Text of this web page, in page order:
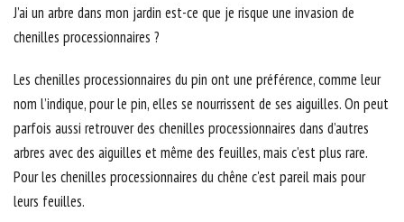
J’ai un arbre dans mon jardin est-ce que je risque une invasion de
chenilles processionnaires ?
Les chenilles processionnaires du pin ont une préférence, comme leur
nom l’indique, pour le pin, elles se nourrissent de ses aiguilles. On peut
parfois aussi retrouver des chenilles processionnaires dans d’autres
arbres avec des aiguilles et même des feuilles, mais c’est plus rare.
Pour les chenilles processionnaires du chêne c'est pareil mais pour
leurs feuilles.